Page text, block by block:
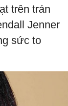
trên trán
Jenner
sức to